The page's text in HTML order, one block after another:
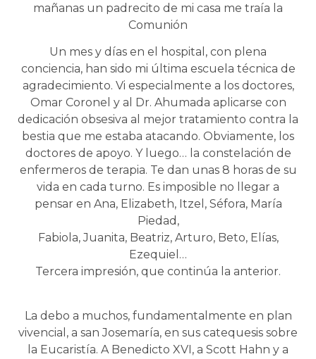
mañanas un padrecito de mi casa me traía la
Comunión
Un mes y días en el hospital, con plena
conciencia, han sido mi última escuela técnica de
agradecimiento. Vi especialmente a los doctores,
Omar Coronel y al Dr. Ahumada aplicarse con
dedicación obsesiva al mejor tratamiento contra la
bestia que me estaba atacando. Obviamente, los
doctores de apoyo. Y luego… la constelación de
enfermeros de terapia. Te dan unas 8 horas de su
vida en cada turno. Es imposible no llegar a
pensar en Ana, Elizabeth, Itzel, Séfora, María
Piedad,
Fabiola, Juanita, Beatriz, Arturo, Beto, Elías,
Ezequiel…
Tercera impresión, que continúa la anterior.
La debo a muchos, fundamentalmente en plan
vivencial, a san Josemaría, en sus catequesis sobre
la Eucaristía. A Benedicto XVI, a Scott Hahn y a